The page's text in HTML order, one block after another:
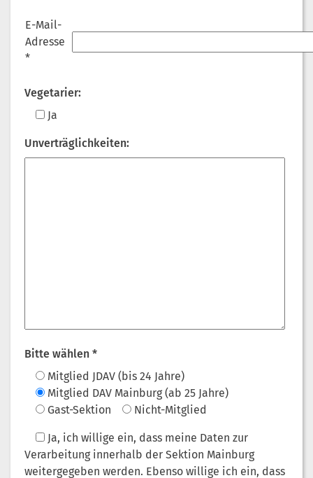
E-Mail-
Adresse
*
Vegetarier:
Ja
Unverträglichkeiten:
Bitte wählen *
Mitglied JDAV (bis 24 Jahre)
Mitglied DAV Mainburg (ab 25 Jahre)
Gast-Sektion
Nicht-Mitglied
Ja, ich willige ein, dass meine Daten zur
Verarbeitung innerhalb der Sektion Mainburg
weitergegeben werden. Ebenso willige ich ein, dass